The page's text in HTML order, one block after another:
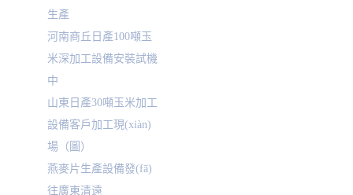
生產
河南商丘日產100噸玉
米深加工設備安裝試機
中
山東日產30噸玉米加工
設備客戶加工現(xiàn)
場（圖）
燕麥片生產設備發(fā)
往廣東清遠